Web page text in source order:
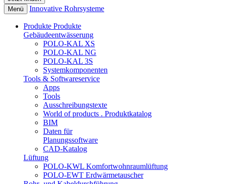
Menü Innovative Rohrsysteme
Produkte Produkte
Gebäudeentwässerung
POLO-KAL XS
POLO-KAL NG
POLO-KAL 3S
Systemkomponenten
Tools & Softwareservice
Apps
Tools
Ausschreibungstexte
World of products . Produktkatalog
BIM
Daten für
Planungssoftware
CAD-Katalog
Lüftung
POLO-KWL Komfortwohnraumlüftung
POLO-EWT Erdwärmetauscher